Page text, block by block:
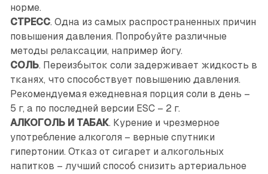
норме.
СТРЕСС. Одна из самых распространенных причин
повышения давления. Попробуйте различные
методы релаксации, например йогу.
СОЛЬ. Переизбыток соли задерживает жидкость в
тканях, что способствует повышению давления.
Рекомендуемая ежедневная порция соли в день –
5 г, а по последней версии ESC – 2 г.
АЛКОГОЛЬ И ТАБАК. Курение и чрезмерное
употребление алкоголя – верные спутники
гипертонии. Отказ от сигарет и алкогольных
напитков – лучший способ снизить артериальное